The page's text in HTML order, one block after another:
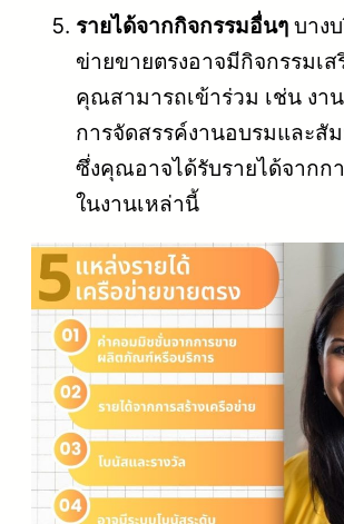
รายได้จากกิจกรรมอื่นๆ บาง
ข่ายขายตรงอาจมีกิจกรรมเส
คุณสามารถเข้าร่วม เช่น งา
การจัดสรรค์งานอบรมและสั
ซึ่งคุณอาจได้รับรายได้จากก
ในงานเหล่านี้